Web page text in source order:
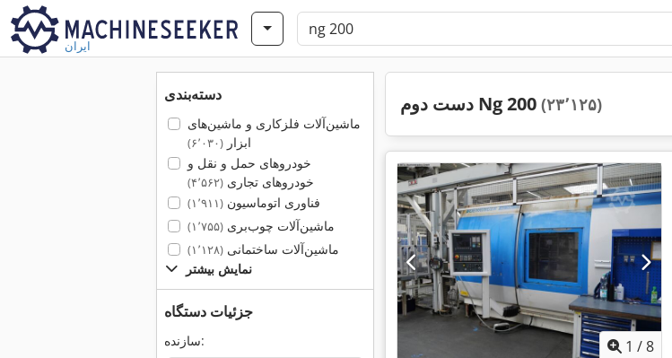
ایران
دسته‌بندی
ماشین‌آلات فلزکاری و ماشین‌های
ابزار(۶٬۰۳۰)
خودروهای حمل و نقل و
خودروهای تجاری(۴٬۵۶۲)
فناوری اتوماسیون(۱٬۹۱۱)
ماشین‌آلات چوب‌بری(۱٬۷۵۵)
ماشین‌آلات ساختمانی(۱٬۱۲۸)
نمایش بیشتر
جزئیات دستگاه
سازنده:
دست دوم Ng 200 (۲۳٬۱۲۵)
1 /8